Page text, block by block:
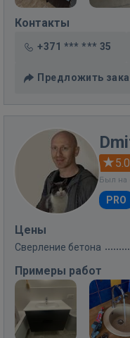
Контакты
+371 *** *** 35
Предложить
5.0
Был на
PRO
Цены
Сверление бетона
Примеры работ